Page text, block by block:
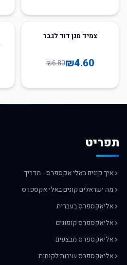
צמיד מגן דוד לגבר
₪4.60
₪6.80
תפריט
איך קונים באלי אקספרס - מדריך
מה ישראלים קונים באלי אקספרס
אליאקספרס בעברית
אליאקספרס קופונים
אליאקספרס מבצעים
אליאקספרס שירות לקוחות